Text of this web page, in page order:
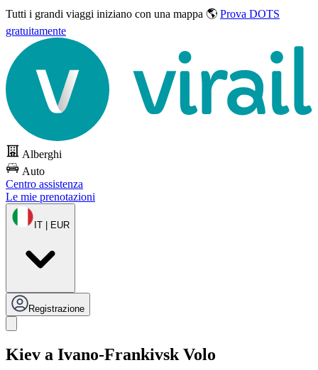
Tutti i grandi viaggi iniziano con una mappa 🌎 Prova DOTS
gratuitamente
Alberghi
Auto
Centro assistenza
Le mie prenotazioni
IT | EUR
Registrazione
Kiev a Ivano-Frankivsk Volo